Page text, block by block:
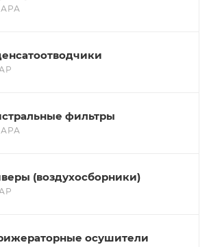
фильтры
(воздухосборники)
осушители